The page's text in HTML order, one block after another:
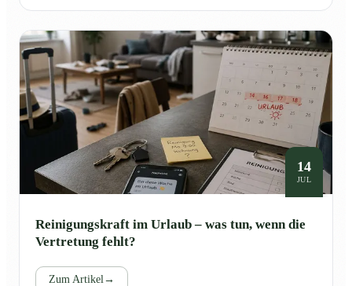
14
JUL
Reinigungskraft im Urlaub – was tun, wenn die
Vertretung fehlt?
Zum Artikel →